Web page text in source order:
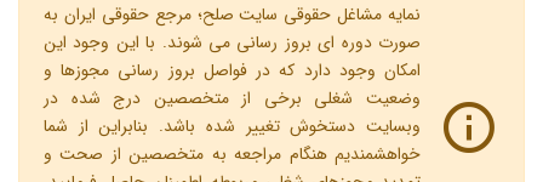
نمایه مشاغل حقوقی سایت صلح؛ مرجع حقوقی ایران به
صورت دوره ای بروز رسانی می شوند. با این وجود این
امکان وجود دارد که در فواصل بروز رسانی مجوزها و
وضعیت شغلی برخی از متخصصین درج شده در
وبسایت دستخوش تغییر شده باشد. بنابراین از شما
خواهشمندیم هنگام مراجعه به متخصصین از صحت و